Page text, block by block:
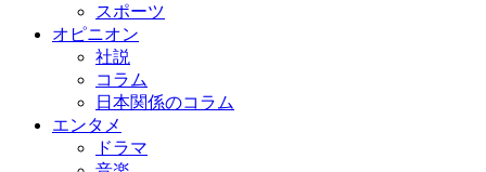
スポーツ
オピニオン
社説
コラム
日本関係のコラム
エンタメ
ドラマ